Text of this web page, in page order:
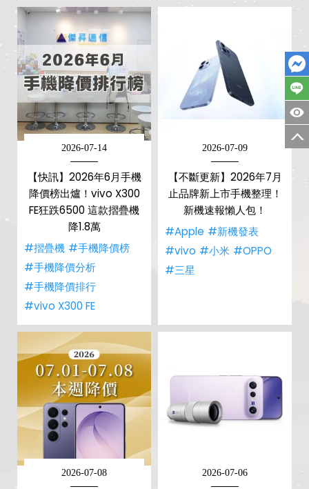
2026-07-14
【快訊】2026年6月手機
降價榜出爐！vivo X300
FE狂跌6500 這款摺疊機
降1.8萬
#摺疊機 #手機降價榜
#手機降價分析
#手機降價排行
#vivo X300 FE
2026-07-09
【不斷更新】2026年7月
止品牌新上市手機整理！
新機速報懶人包！
#Apple #新機發表
#vivo #小米 #OPPO
#三星
2026-07-08 2026-07-06